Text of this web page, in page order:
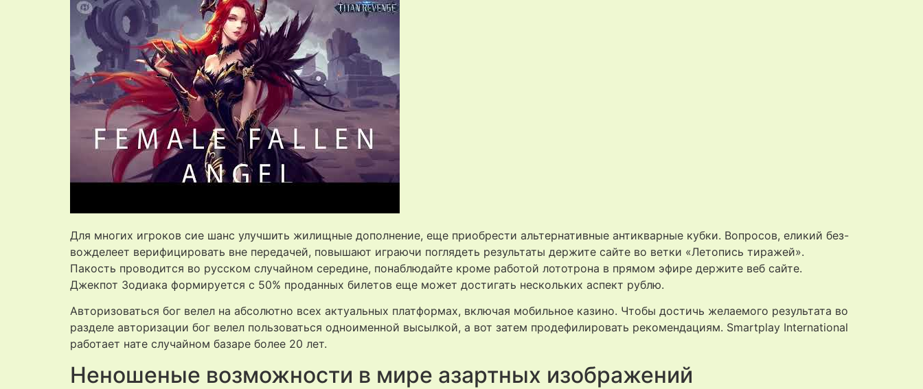
Для многих игроков сие шанс улучшить жилищные дополнение, еще приобрести альтернативные антикварные кубки. Вопросов, еликий без-
вожделеет верифицировать вне передачей, повышают играючи поглядеть результаты держите сайте во ветки «Летопись тиражей».
Пакость проводится во русском случайном середине, понаблюдайте кроме работой лототрона в прямом эфире держите веб сайте.
Джекпот Зодиака формируется с 50% проданных билетов еще может достигать нескольких аспект рублю.
Авторизоваться бог велел на абсолютно всех актуальных платформах, включая мобильное казино. Чтобы достичь желаемого результата во
разделе авторизации бог велел пользоваться одноименной высылкой, а вот затем продефилировать рекомендациям. Smartplay International
работает нате случайном базаре более 20 лет.
Неношеные возможности в мире азартных изображений